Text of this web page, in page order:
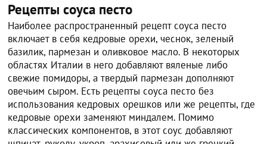
Рецепты соуса песто
Наиболее распространенный рецепт соуса песто
включает в себя кедровые орехи, чеснок, зеленый
базилик, пармезан и оливковое масло. В некоторых
областях Италии в него добавляют вяленые либо
свежие помидоры, а твердый пармезан дополняют
овечьим сыром. Есть рецепты соуса песто без
использования кедровых орешков или же рецепты, где
кедровые орехи заменяют миндалем. Помимо
классических компонентов, в этот соус добавляют